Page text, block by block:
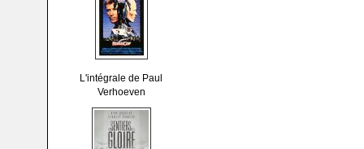
L'intégrale de Paul
Verhoeven